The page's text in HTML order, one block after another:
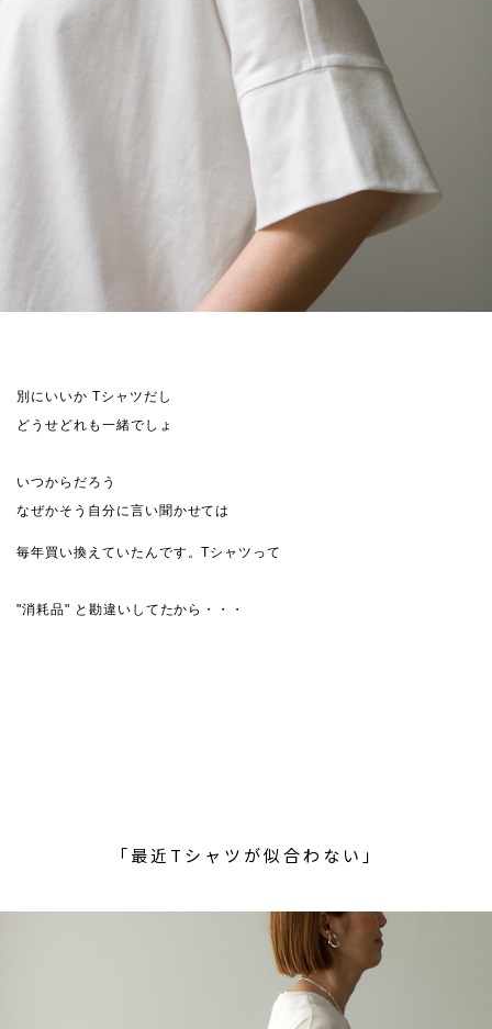
別にいいか Tシャツだし
どうせどれも一緒でしょ
いつからだろう
なぜかそう自分に言い聞かせては
毎年買い換えていたんです。Tシャツって
"消耗品" と勘違いしてたから・・・
「最近Tシャツが似合わない」